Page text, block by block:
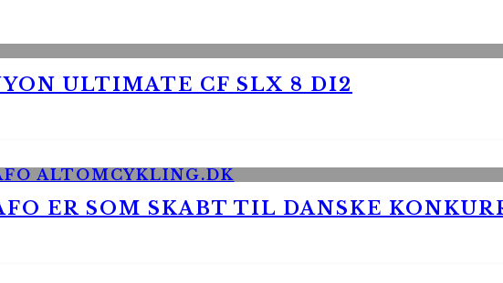
ULTIMATE CF SLX 8 DI2
ER SOM SKABT TIL DANSKE